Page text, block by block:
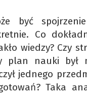
być
Co
wiedzy? Czy
plan nauki był
jednego
Taka